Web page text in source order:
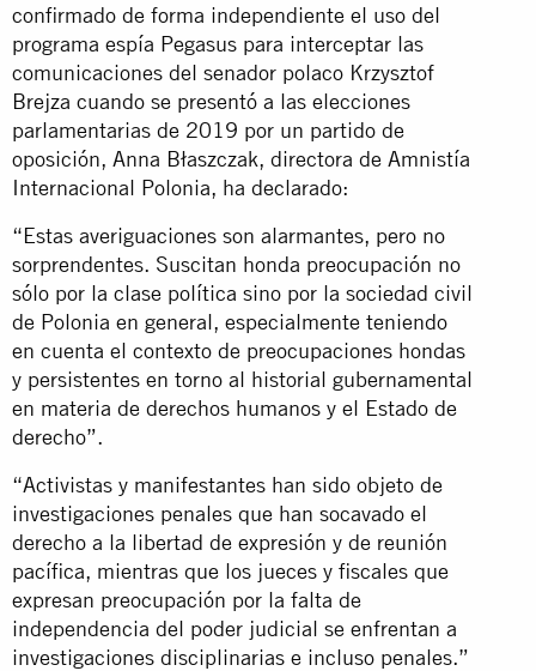
confirmado de forma independiente el uso del
programa espía Pegasus para interceptar las
comunicaciones del senador polaco Krzysztof
Brejza cuando se presentó a las elecciones
parlamentarias de 2019 por un partido de
oposición, Anna Błaszczak, directora de Amnistía
Internacional Polonia, ha declarado:
“Estas averiguaciones son alarmantes, pero no
sorprendentes. Suscitan honda preocupación no
sólo por la clase política sino por la sociedad civil
de Polonia en general, especialmente teniendo
en cuenta el contexto de preocupaciones hondas
y persistentes en torno al historial gubernamental
en materia de derechos humanos y el Estado de
derecho”.
“Activistas y manifestantes han sido objeto de
investigaciones penales que han socavado el
derecho a la libertad de expresión y de reunión
pacífica, mientras que los jueces y fiscales que
expresan preocupación por la falta de
independencia del poder judicial se enfrentan a
investigaciones disciplinarias e incluso penales.”